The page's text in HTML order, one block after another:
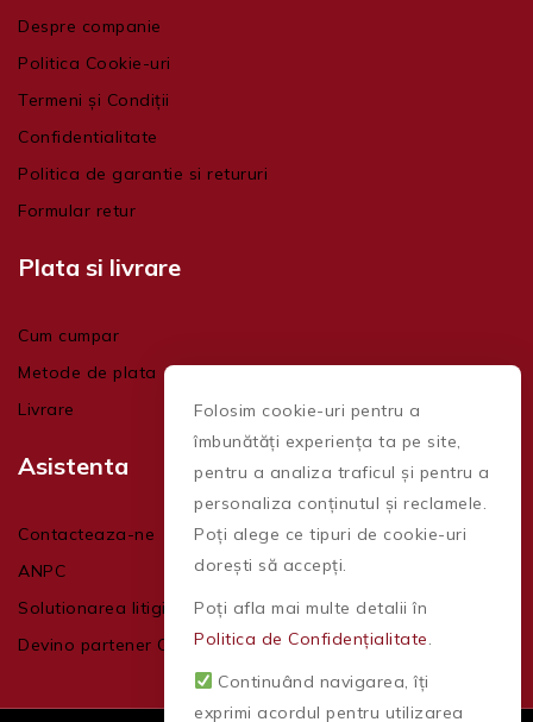
Despre companie
Politica Cookie-uri
Termeni și Condiții
Confidentialitate
Politica de garantie si retururi
Formular retur
Plata si livrare
Cum cumpar
Metode de plata
Livrare
Asistenta
Contacteaza-ne
ANPC
Solutionarea litigiilor
Devino partener CAProfile
Folosim cookie-uri pentru a
îmbunătăți experiența ta pe site,
pentru a analiza traficul și pentru a
personaliza conținutul și reclamele.
Poți alege ce tipuri de cookie-uri
dorești să accepți.
Poți afla mai multe detalii în
Politica de Confidențialitate.
Continuând navigarea, îți
exprimi acordul pentru utilizarea